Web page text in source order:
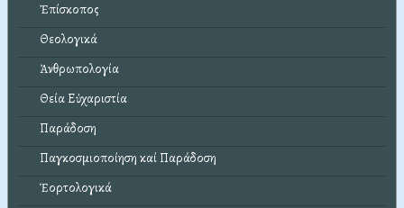
Ἐπίσκοπος
Θεολογικά
Ἀνθρωπολογία
Θεία Εὐχαριστία
Παράδοση
Παγκοσμιοποίηση καί Παράδοση
Ἑορτολογικά